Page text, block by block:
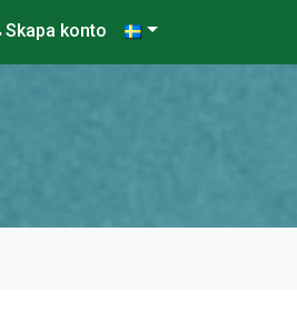
Skapa konto